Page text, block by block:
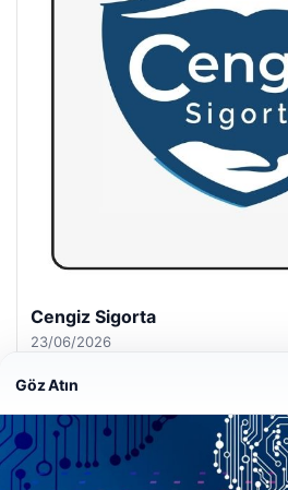
Hastaş Beton
26/05/2026
Göz Atın